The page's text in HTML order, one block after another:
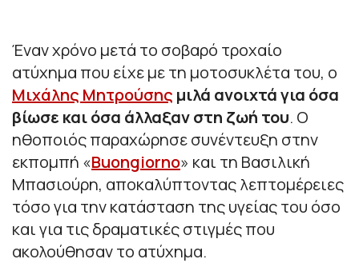
Έναν χρόνο μετά το σοβαρό τροχαίο
ατύχημα που είχε με τη μοτοσυκλέτα του, ο
Μιχάλης Μητρούσης μιλά ανοιχτά για όσα
βίωσε και όσα άλλαξαν στη ζωή του. Ο
ηθοποιός παραχώρησε συνέντευξη στην
εκπομπή «Buongiorno» και τη Βασιλική
Μπασιούρη, αποκαλύπτοντας λεπτομέρειες
τόσο για την κατάσταση της υγείας του όσο
και για τις δραματικές στιγμές που
ακολούθησαν το ατύχημα.